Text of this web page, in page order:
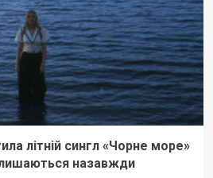
літній сингл «Чорне море»
назавжди